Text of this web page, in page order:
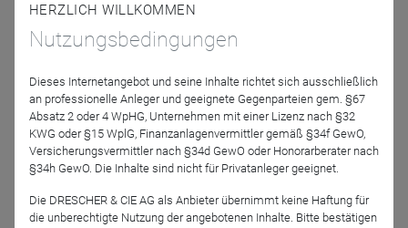
(Zeitraum 3 Jahre).
Die beiden Fonds bieten folgende Vorteile:
• Beide Investmentlösungen basieren auf sehr aktivem
Stock-Picking
• Track-Rekord zeigt gutes Rendite- und Risikoverhältnis
was die beiden Value-Fonds unterscheidet.
HERZLICH WILLKOMMEN
Nutzungsbedingungen
Dieses Internetangebot und seine Inhalte richtet sich ausschließlich
an professionelle Anleger und geeignete Gegenparteien gem. §67
Absatz 2 oder 4 WpHG, Unternehmen mit einer Lizenz nach §32
KWG oder §15 WplG, Finanzanlagenvermittler gemäß §34f GewO,
Versicherungsvermittler nach §34d GewO oder Honorarberater nach
§34h GewO. Die Inhalte sind nicht für Privatanleger geeignet.
Die DRESCHER & CIE AG als Anbieter übernimmt keine Haftung für
die unberechtigte Nutzung der angebotenen Inhalte. Bitte bestätigen